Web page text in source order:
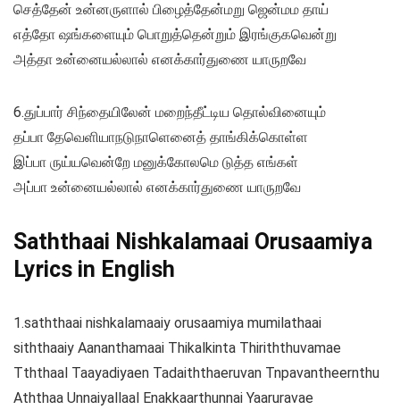
செத்தேன் உன்னருளால் பிழைத்தேன்மறு ஜென்மம தாய்
எத்தோ ஷங்களையும் பொறுத்தென்றும் இரங்குகவென்று
அத்தா உன்னையல்லால் எனக்கார்துணை யாருறவே
6.துப்பார் சிந்தையிலேன் மறைந்தீட்டிய தொல்வினையும்
தப்பா தேவெளியாநடுநாளெனைத் தாங்கிக்கொள்ள
இப்பா ருய்யவென்றே மனுக்கோலமெ டுத்த எங்கள்
அப்பா உன்னையல்லால் எனக்கார்துணை யாருறவே
Saththaai Nishkalamaai Orusaamiya
Lyrics in English
1.saththaai nishkalamaaiy orusaamiya mumilathaai
siththaaiy Aananthamaai Thikalkinta Thiriththuvamae
Tththaal Taayadiyaen Tadaiththaeruvan Tnpavantheernthu
Aththaa Unnaiyallaal Enakkaarthunnai Yaaruravae